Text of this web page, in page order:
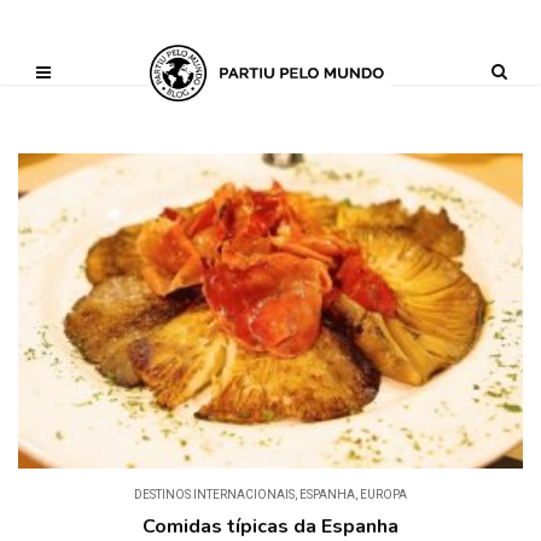
('AI_CONTENT_MARKER_NO_GET_SIDEBAR', true);
DESTINOS INTERNACIONAIS, ESPANHA, EUROPA
Comidas típicas da Espanha